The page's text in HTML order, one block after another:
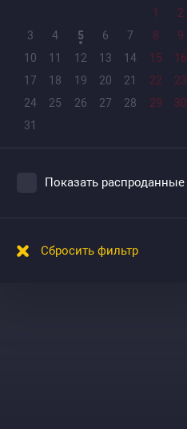
1
2
3
4 5 6 7 8
9
10
11 12 13 14 15
16
17
18 19 20 21 22
23
24
25 26 27 28 29
30
31
Показать распроданные
Сбросить фильтр